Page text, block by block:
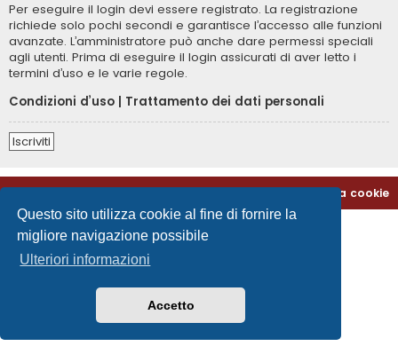
Questo sito utilizza cookie al fine di fornire la
migliore navigazione possibile
Ulteriori informazioni
Accetto
Per eseguire il login devi essere registrato. La registrazione
richiede solo pochi secondi e garantisce l’accesso alle funzioni
avanzate. L’amministratore può anche dare permessi speciali
agli utenti. Prima di eseguire il login assicurati di aver letto i
termini d’uso e le varie regole.
Condizioni d’uso | Trattamento dei dati personali
Iscriviti
Cancella cookie